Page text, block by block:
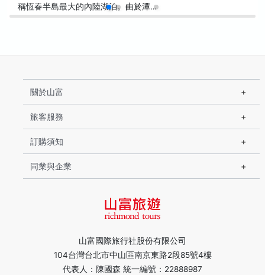
稱恆春半島最大的內陸湖泊。由於潭…
山富國際旅行社股份有限公司
104台灣台北市中山區南京東路2段85號4樓
代表人：陳國森 統一編號：22888987
關於山富
旅客服務
訂購須知
同業與企業